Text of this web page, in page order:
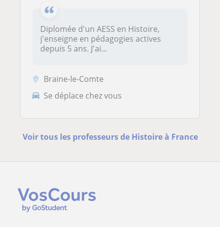
Diplomée d'un AESS en Histoire,
j'enseigne en pédagogies actives
depuis 5 ans. J'ai...
Braine-le-Comte
Se déplace chez vous
Voir tous les professeurs de Histoire à France